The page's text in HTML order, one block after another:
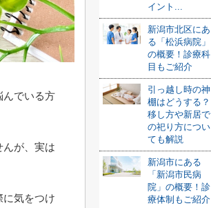
んでいる方
んが、実は
に気をつけ
イント...
新潟市北区にあ
る「松浜病院」
の概要！診療科
目もご紹介
引っ越し時の神
棚はどうする？
移し方や新居で
の祀り方につい
ても解説
新潟市にある
「新潟市民病
院」の概要！診
療体制もご紹介